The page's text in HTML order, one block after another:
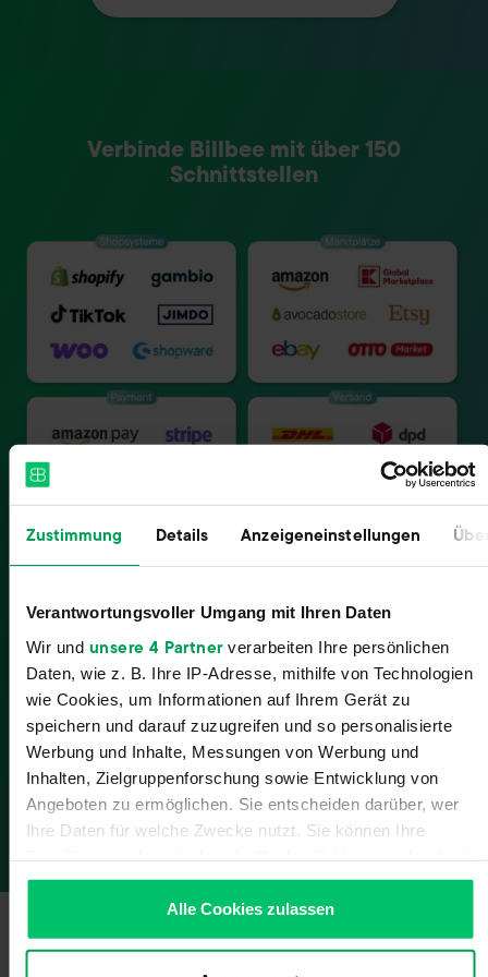
Zustimmung Details Anzeigeneinstellungen
Verantwortungsvoller Umgang mit Ihren Daten
Wir und unsere 4 Partnerverarbeiten Ihre persönlichen
Daten, wie z. B. Ihre IP-Adresse, mithilfe von Technologien
wie Cookies, um Informationen auf Ihrem Gerät zu
speichern und darauf zuzugreifen und so personalisierte
Werbung und Inhalte, Messungen von Werbung und
Inhalten, Zielgruppenforschung sowie Entwicklung von
Angeboten zu ermöglichen. Sie entscheiden darüber, wer
Ihre Daten für welche Zwecke nutzt. Sie können Ihre
Klicken auf das Privacy Trigger Symbol ändern oder
Wenn Sie es erlauben, würden wir auch gerne:
Alle Cookies zulassen
Verbinde Billbee mit über 150
Schnittstellen
Jetzt unverbindlich testen
Zu allen Schnittstellen
IN NUR WENIGEN SCHRITTEN